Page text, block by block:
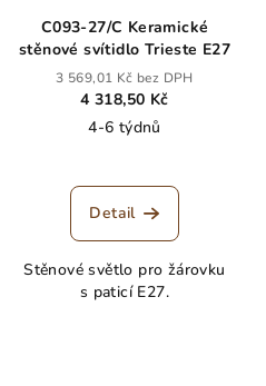
C093-27/C Keramické
stěnové svítidlo Trieste E27
3 569,01 Kč bez DPH
4 318,50 Kč
4-6 týdnů
Detail
Stěnové světlo pro žárovku
s paticí E27.